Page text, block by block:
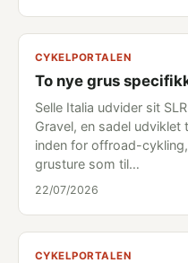
CYKELPORTALEN
To nye grus
Selle Italia udvider sit
Gravel, en sadel
inden for offroad-
grusture som til…
22/07/2026
CYKELPORTALEN